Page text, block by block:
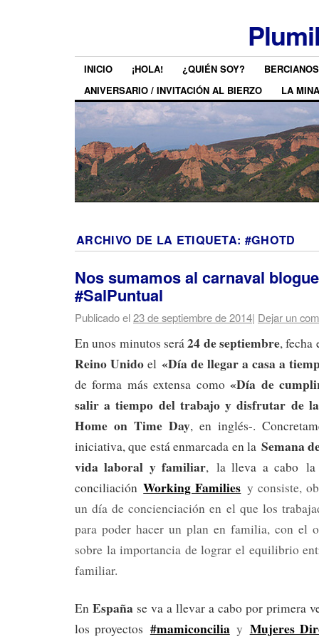
INICIO ¡HOLA! ¿QUIÉN SOY?
ANIVERSARIO / INVITACIÓN AL BIERZO
LA MINA
ARCHIVO DE LA ETIQUETA: #GHOTD
Nos sumamos al carnaval
#SalPuntual
Publicado el23 de septiembre de 2014| Dejar un
En unos minutos será24 de septiembre, fecha
Reino Unidoel «Día de llegar a casa a
de forma más extensa como«Día de
salir a tiempo del trabajo y disfrutar de
Home on Time Day, en inglés-.
iniciativa, que está enmarcada en la Semana
vida laboral y familiar, la lleva a cabo la
conciliaciónWorking Families y consiste,
un día de concienciación en el que los
para poder hacer un plan en familia, con el
sobre la importancia de lograr el equilibrio
familiar.
En Españase va a llevar a cabo por primera
los proyectos #mamiconciliay Mujeres